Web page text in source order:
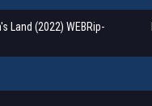
Land (2022) WEBRip-